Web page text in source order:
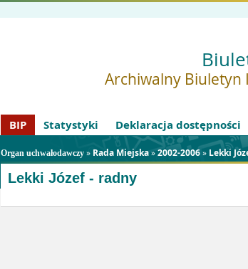
Archiwalny Biuletyn
BIP Statystyki Deklaracja dostępności
Organ uchwałodawczy » Rada Miejska»2002-2006» Lekki
Lekki Józef - radny